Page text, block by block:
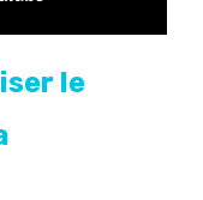
le